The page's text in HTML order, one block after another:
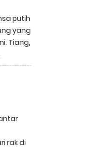
putih
yang
Tiang,
rak di